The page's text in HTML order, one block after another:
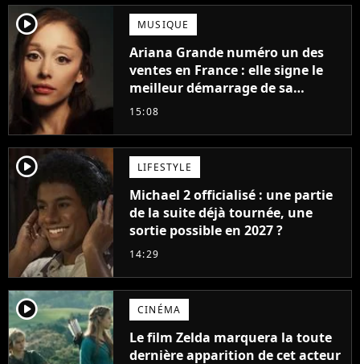
player2 MUSIQUE
Ariana Grande numéro un des
ventes en France : elle signe le
meilleur démarrage de sa
carrière avec son album Petal
15:08
player2 LIFESTYLE
Michael 2 officialisé : une partie
de la suite déjà tournée, une
sortie possible en 2027 ?
14:29
player2 CINÉMA
Le film Zelda marquera la toute
dernière apparition de cet acteur